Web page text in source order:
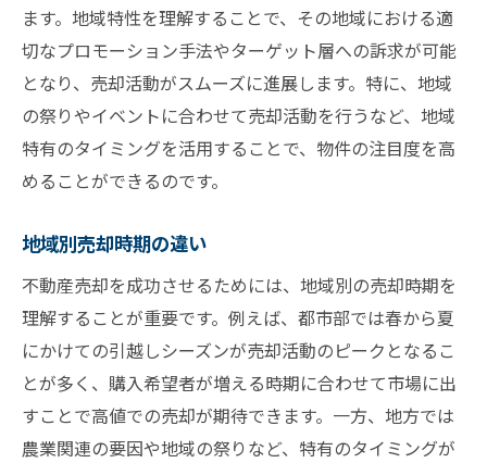
ます。地域特性を理解することで、その地域における適
切なプロモーション手法やターゲット層への訴求が可能
となり、売却活動がスムーズに進展します。特に、地域
の祭りやイベントに合わせて売却活動を行うなど、地域
特有のタイミングを活用することで、物件の注目度を高
めることができるのです。
地域別売却時期の違い
不動産売却を成功させるためには、地域別の売却時期を
理解することが重要です。例えば、都市部では春から夏
にかけての引越しシーズンが売却活動のピークとなるこ
とが多く、購入希望者が増える時期に合わせて市場に出
すことで高値での売却が期待できます。一方、地方では
農業関連の要因や地域の祭りなど、特有のタイミングが